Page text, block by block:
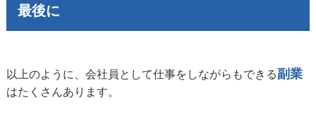
最後に
以上のように、会社員として仕事をしながらもできる副業
はたくさんあります。